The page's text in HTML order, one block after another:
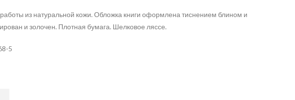
из натуральной кожи. Обложка книги оформлена тиснением блином и
и золочен. Плотная бумага. Шелковое ляссе.
5